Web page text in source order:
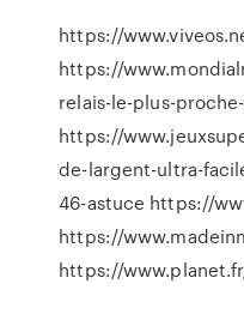
https://
https://
relais-le-plus-
https://
de-largent-ultra-
46-astuce https://
https://
https://